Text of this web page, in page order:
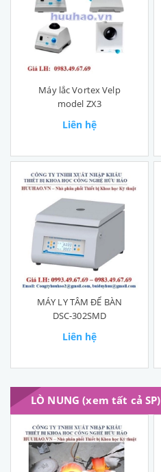
Máy lắc Vortex Velp
model ZX3
Liên hệ
MÁY LY TÂM ĐỂ BÀN
DSC-302SMD
Liên hệ
LÒ NUNG (xem tất cả SP)